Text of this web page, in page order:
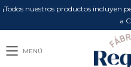
¡Todos nuestros productos incluyen
a
MENÚ